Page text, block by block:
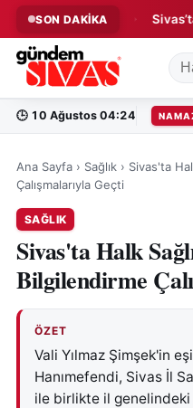
SON DAKİKA
Kaldırdı! ◆ Sivas’ta 9
🕒 10 Ağustos 04:24
Ana Sayfa › Sağlık › Sivas'ta
Çalışmalarıyla Geçti
SAĞLIK
Sivas'ta Halk
Bilgilendirme
ÖZET
Vali Yılmaz Şimşek'in
Hanımefendi, Sivas İl
ile birlikte il